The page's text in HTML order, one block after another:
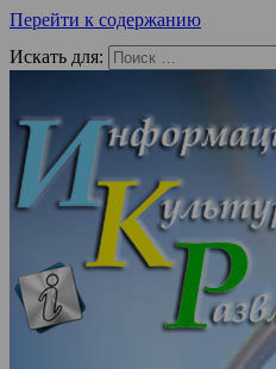
Перейти к содержанию
Искать для: